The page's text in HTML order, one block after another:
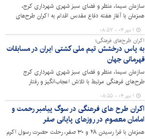
سازمان سیما، منظر و فضای سبز شهری شهرداری کرج،
همزمان با آغاز هفته دفاع مقدس اقدام به اکران طرح‌های
فرهنگی در شهر کرج کرده است.
۱ مهر ۰۴ - ۰۸:۵۷
اکران طرح‌های فرهنگی؛
به پاس درخشش تیم ملی کشتی ایران در مسابقات
قهرمانی جهان
سازمان سیما، منظر و فضای سبز شهری شهرداری کرج
طرح‌های فرهنگی مرتبط با تلاش اعجاب‌انگیز و رفتار
تحسین‌آمیز قهرمانان کشتی آزاد و فرنگی کشور را در شهر کرج
اکران کرد.
۱ مهر ۰۴ - ۰۸:۵۵
اکران طرح های فرهنگی در سوگ پیامبر رحمت و
امامان معصوم در روزهای پایانی صفر
همزمان با فرا رسیدن ۲۸ و ۳۰ صفر، رحلت حضرت رسول اکرم